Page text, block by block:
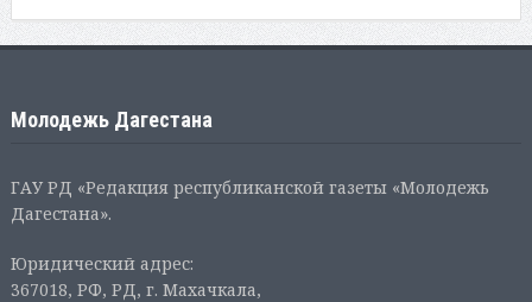
Молодежь Дагестана
ГАУ РД «Редакция республиканской газеты «Молодежь
Дагестана».
Юридический адрес:
367018, РФ, РД, г. Махачкала,